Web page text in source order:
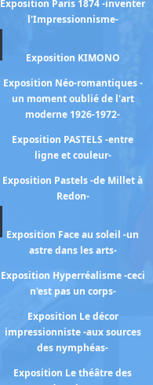
Exposition Paris 1874 -inventer
l'Impressionnisme-
Exposition KIMONO
Exposition Néo-romantiques -
un moment oublié de l'art
moderne 1926-1972-
Exposition PASTELS -entre
ligne et couleur-
Exposition Pastels -de Millet à
Redon-
Exposition Face au soleil -un
astre dans les arts-
Exposition Hyperréalisme -ceci
n'est pas un corps-
Exposition Le décor
impressionniste -aux sources
des nymphéas-
Exposition Le théâtre des